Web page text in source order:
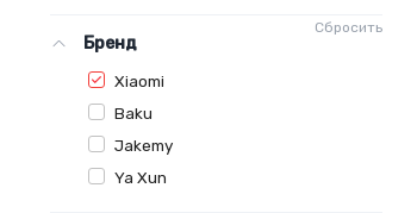
Сбросить
Бренд
Xiaomi
Baku
Jakemy
Ya Xun